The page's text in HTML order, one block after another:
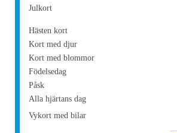
Julkort
Hästen kort
Kort med djur
Kort med blommor
Födelsedag
Påsk
Alla hjärtans dag
Vykort med bilar